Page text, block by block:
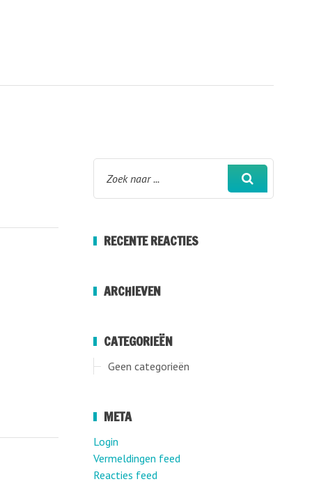
RECENTE REACTIES
ARCHIEVEN
CATEGORIEËN
Geen categorieën
META
Login
Vermeldingen feed
Reacties feed